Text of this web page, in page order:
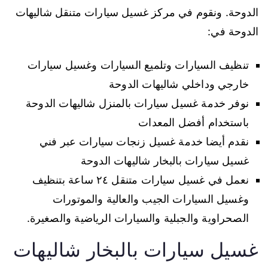
الدوحة. ونقوم في مركز غسيل سيارات متنقل شاليهات
الدوحة في:
تنظيف السيارات وتلميع السيارات وغسيل سيارات
خارجي وداخلي شاليهات الدوحة
نوفر خدمة غسيل سيارات بالمنزل شاليهات الدوحة
باستخدام أفضل المعدات
نقدم أيضا خدمة غسيل زنجات سيارات عبر فني
غسيل سيارات بالبخار شاليهات الدوحة
نعمل في غسيل سيارات متنقل ٢٤ ساعة بتنظيف
وغسيل السيارات الجيب والعالية والموتورات
الصحراوية والجبلية والسيارات الرياضية والصغيرة.
غسيل سيارات بالبخار شاليهات